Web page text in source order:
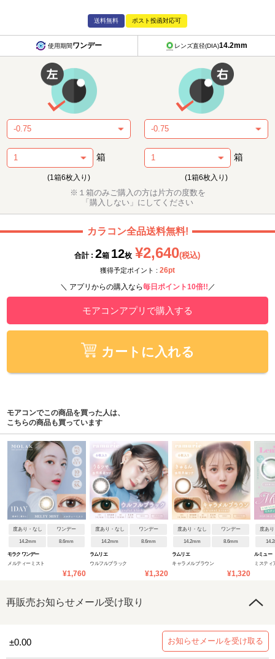
送料無料 ポスト投函対応可
使用期間ワンデー レンズ直径(DIA)14.2mm
箱
(1箱6枚入り)
箱
(1箱6枚入り)
※１箱のみご購入の方は片方の度数を
「購入しない」にしてください
カラコン全品送料無料!
合計 : 2箱 12枚 ¥2,640(税込)
獲得予定ポイント : 26pt
＼ アプリからの購入なら毎日ポイント10倍!! ／
モアコンアプリで購入する
カートに入れる
モアコンでこの商品を買った人は、
こちらの商品も買っています
度あり・なし ワンデー
14.2mm 8.6mm
モラク ワンデー
メルティーミスト
¥1,760
度あり・なし ワンデー
14.2mm 8.6mm
ラムリエ
ウルフルブラック
¥1,320
度あり・なし ワンデー
14.2mm 8.6mm
ラムリエ
キャラメルブラウン
¥1,320
度あ
ルミュー
ミスティ
再販売お知らせメール受け取り
±0.00 お知らせメールを受け取る